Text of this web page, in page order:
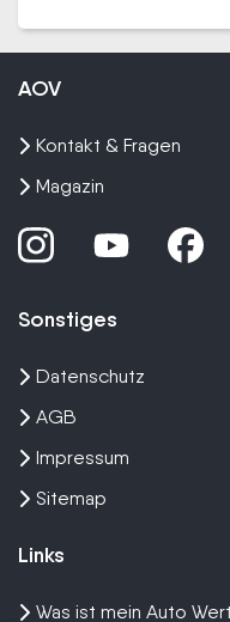
AOV
Kontakt & Fragen
Magazin
Sonstiges
Datenschutz
AGB
Impressum
Sitemap
Links
Was ist mein Auto Wert